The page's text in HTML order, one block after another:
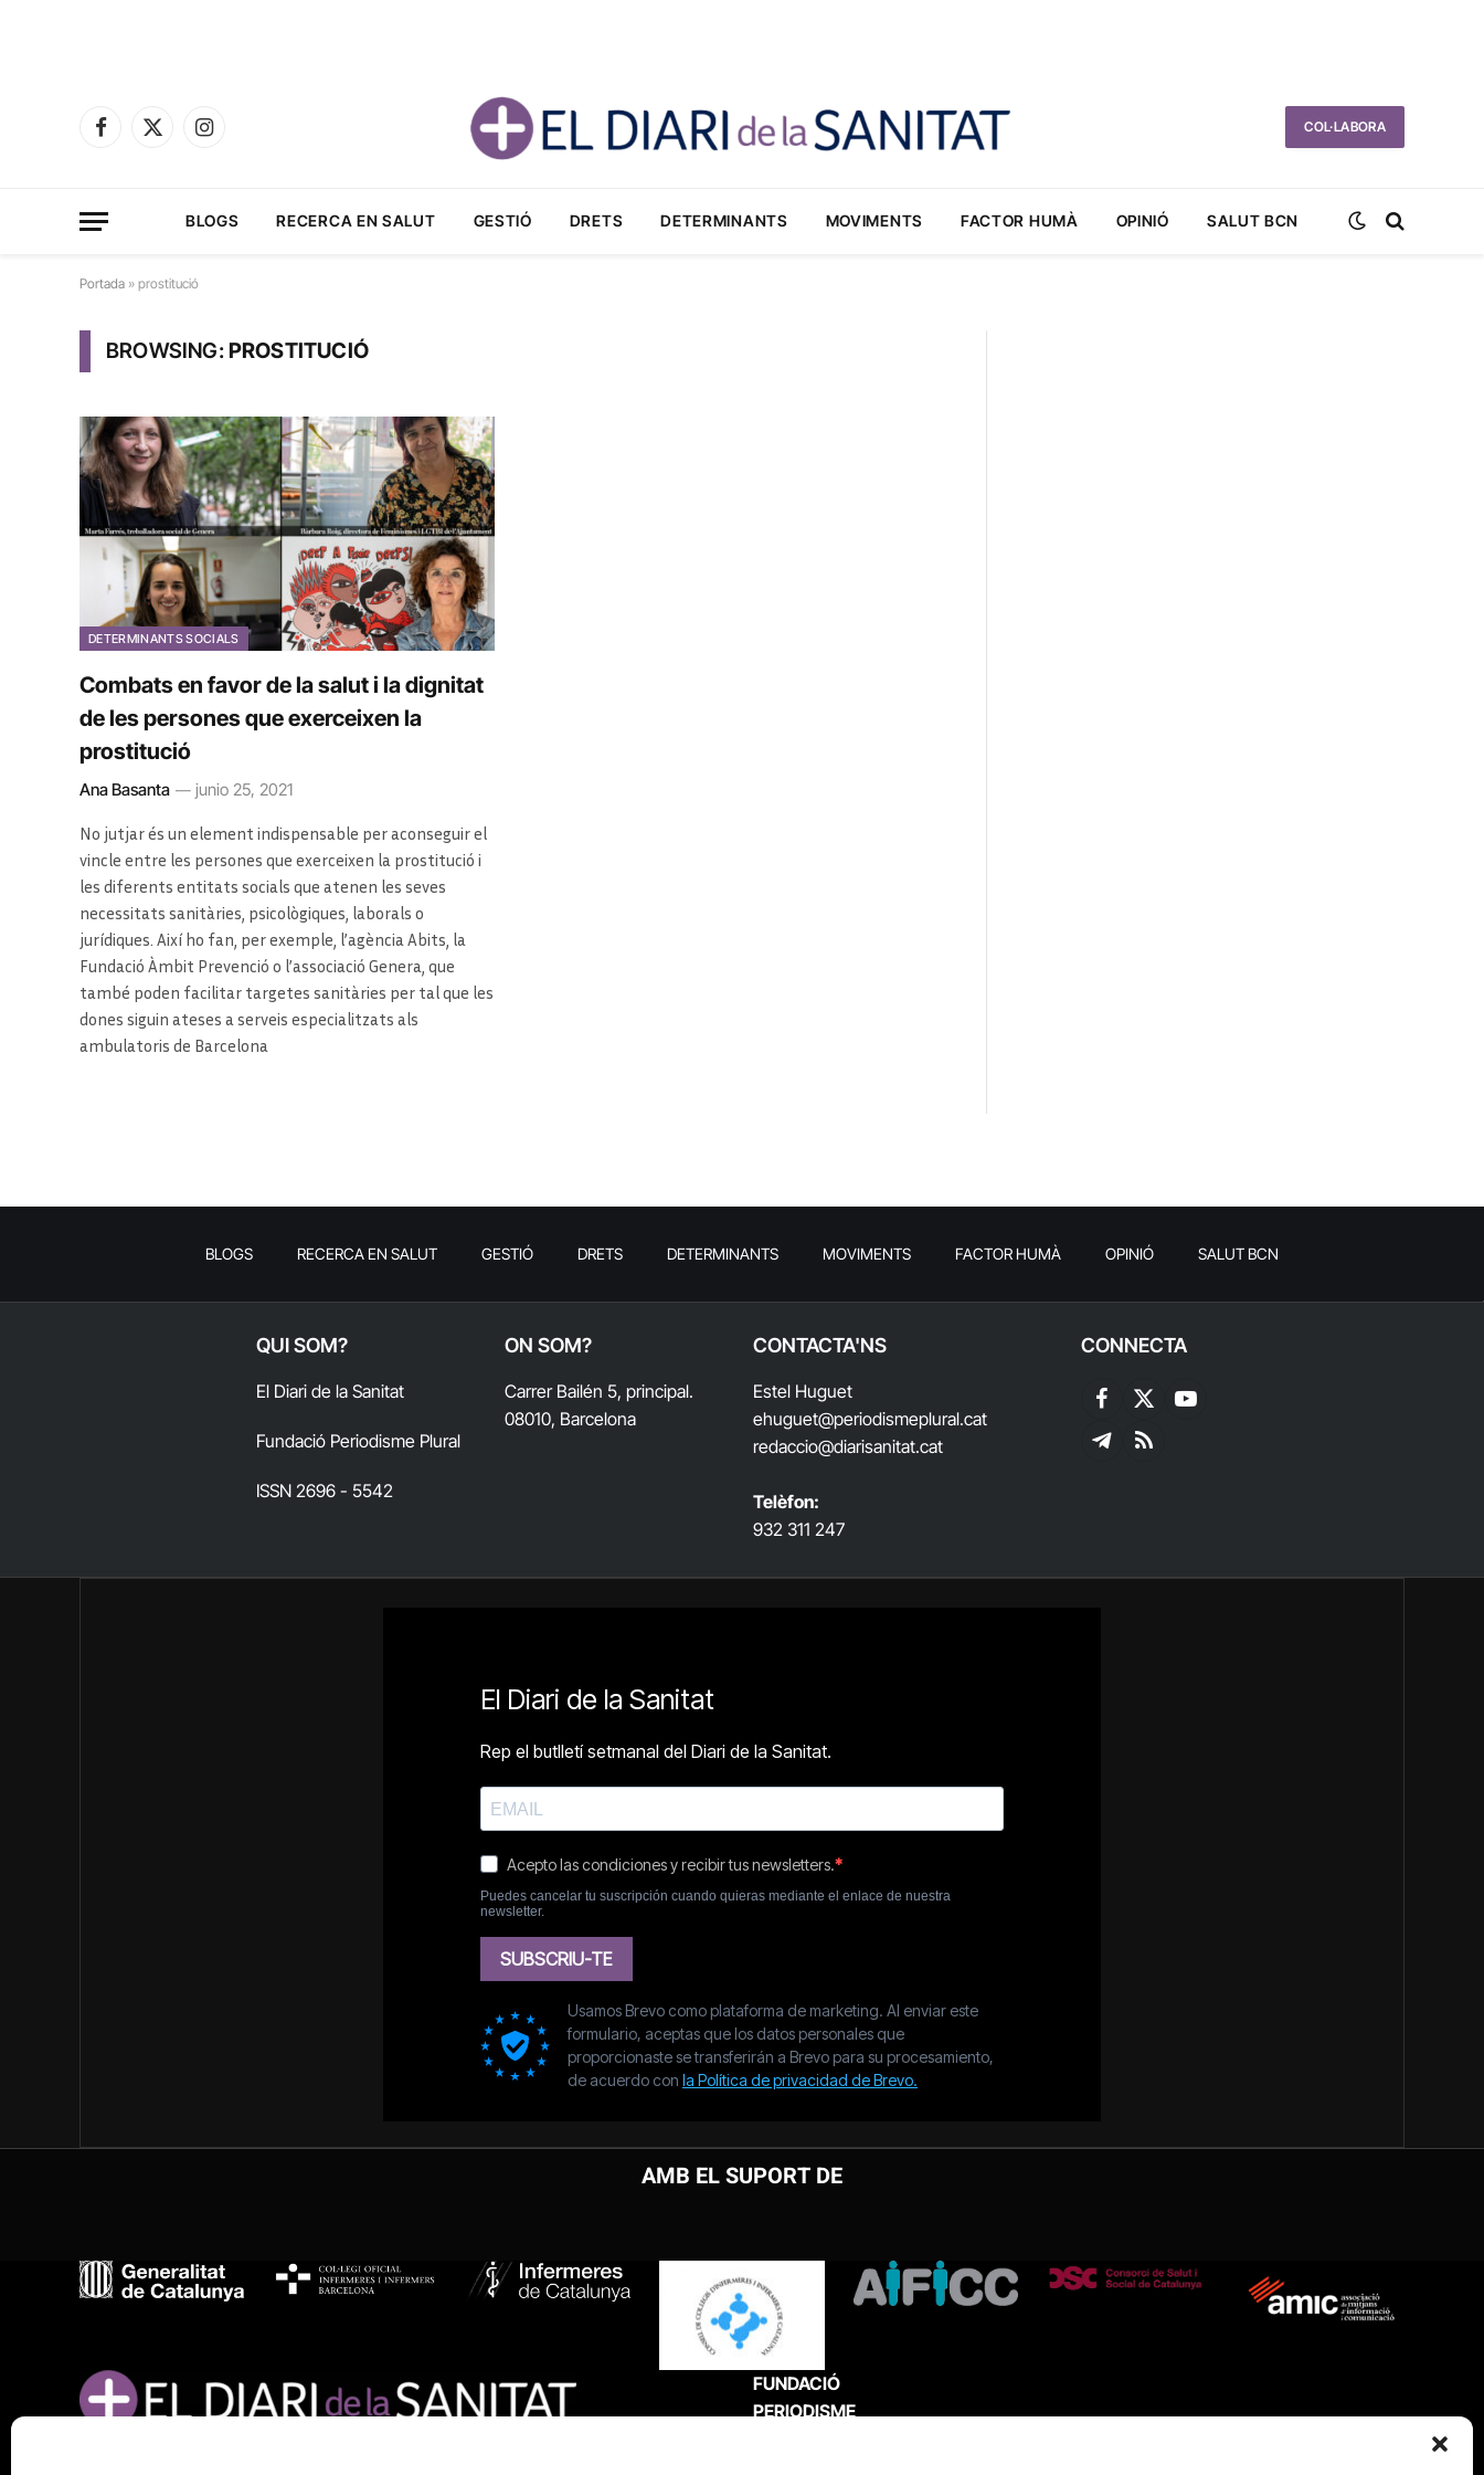
Facebook
X
Instagram
COL·LABORA
BLOGS RECERCA EN SALUT GESTIÓ DRETS DETERMINANTS MOVIMENTS FACTOR HUMÀ OPINIÓ SALUT BCN
Portada » prostitució
BROWSING:PROSTITUCIÓ
DETERMINANTS SOCIALS
Combats en favor de la salut i la dignitat
de les persones que exerceixen la
prostitució
Ana Basanta junio 25, 2021
No jutjar és un element indispensable per aconseguir el
vincle entre les persones que exerceixen la prostitució i
les diferents entitats socials que atenen les seves
necessitats sanitàries, psicològiques, laborals o
jurídiques. Així ho fan, per exemple, l’agència Abits, la
Fundació Àmbit Prevenció o l’associació Genera, que
també poden facilitar targetes sanitàries per tal que les
dones siguin ateses a serveis especialitzats als
ambulatoris de Barcelona
BLOGS RECERCA EN SALUT GESTIÓ DRETS DETERMINANTS MOVIMENTS FACTOR HUMÀ OPINIÓ SALUT BCN
QUI SOM?
El Diari de la Sanitat
Fundació Periodisme Plural
ISSN 2696 - 5542
ON SOM?
Carrer Bailén 5, principal.
08010, Barcelona
CONTACTA'NS
Estel Huguet
ehuguet@periodismeplural.cat
redaccio@diarisanitat.cat
Telèfon:
932 311 247
CONNECTA
Facebook
X
(Twitter)
YouTube
TelegramRSS
AMB EL SUPORT DE
FUNDACIÓ
PERIODISME